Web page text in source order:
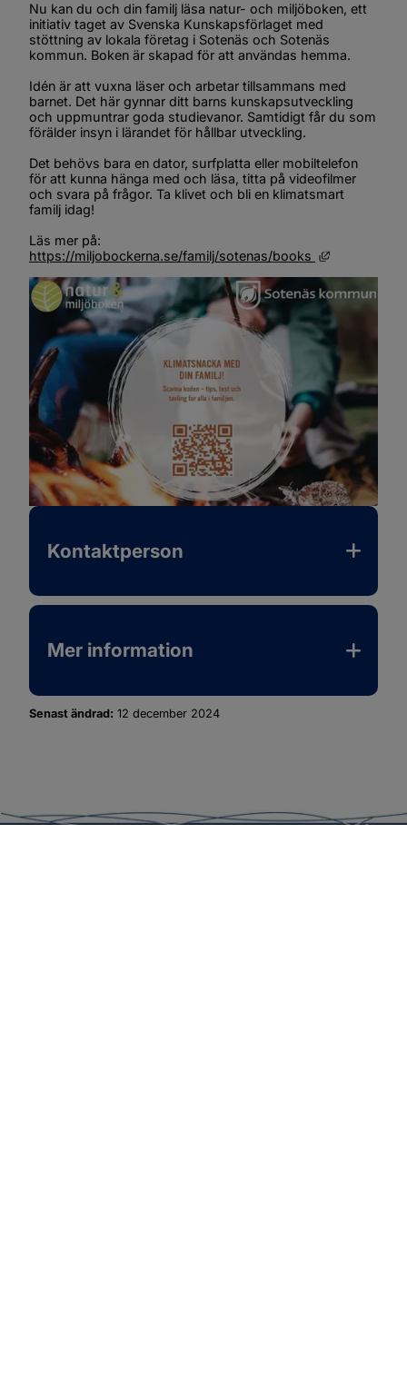
Nu kan du och din familj läsa natur- och miljöboken, ett
initiativ taget av Svenska Kunskapsförlaget med
stöttning av lokala företag i Sotenäs och Sotenäs
kommun. Boken är skapad för att användas hemma.
Idén är att vuxna läser och arbetar tillsammans med
barnet. Det här gynnar ditt barns kunskapsutveckling
och uppmuntrar goda studievanor. Samtidigt får du som
förälder insyn i lärandet för hållbar utveckling.
Det behövs bara en dator, surfplatta eller mobiltelefon
för att kunna hänga med och läsa, titta på videofilmer
och svara på frågor. Ta klivet och bli en klimatsmart
familj idag!
https://miljobockerna.se/familj/sotenas/books
Länk till
Kontaktperson
Mer information
Senast ändrad: 12 december 2024